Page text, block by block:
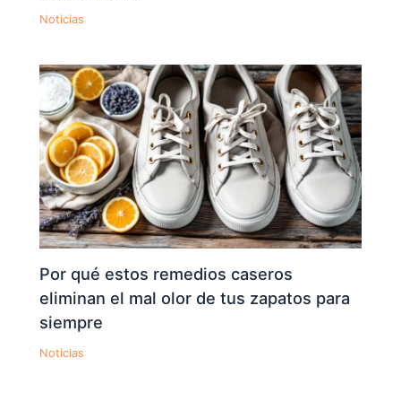
Noticias
Por qué estos remedios caseros
eliminan el mal olor de tus zapatos para
siempre
Noticias